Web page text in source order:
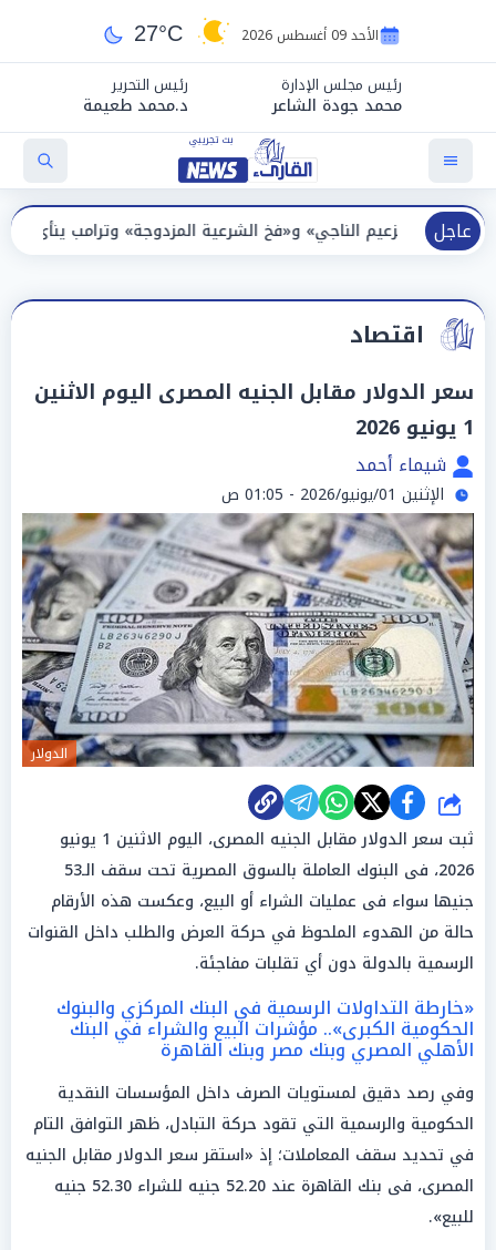
الأحد 09 أغسطس 2026 27°C
رئيس مجلس الإدارة
محمد جودة الشاعر
رئيس التحرير
د.محمد طعيمة
عاجل
الناجي» و«فخ الشرعية المزدوجة» وترامب ينأى بنفسه وحليفه في
اقتصاد
سعر الدولار مقابل الجنيه المصرى اليوم الاثنين
1 يونيو 2026
شيماء أحمد
الإثنين 01/يونيو/2026 - 01:05 ص
الدولار
شارك
ثبت سعر الدولار مقابل الجنيه المصرى، اليوم الاثنين 1 يونيو
2026، فى البنوك العاملة بالسوق المصرية تحت سقف الـ53
جنيها سواء فى عمليات الشراء أو البيع، وعكست هذه الأرقام
حالة من الهدوء الملحوظ في حركة العرض والطلب داخل القنوات
الرسمية بالدولة دون أي تقلبات مفاجئة.
«خارطة التداولات الرسمية في البنك المركزي والبنوك
الحكومية الكبرى».. مؤشرات البيع والشراء في البنك
الأهلي المصري وبنك مصر وبنك القاهرة
وفي رصد دقيق لمستويات الصرف داخل المؤسسات النقدية
الحكومية والرسمية التي تقود حركة التبادل، ظهر التوافق التام
في تحديد سقف المعاملات؛ إذ «استقر سعر الدولار مقابل الجنيه
المصرى، فى بنك القاهرة عند 52.20 جنيه للشراء 52.30 جنيه
للبيع».